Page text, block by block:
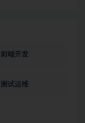
前端开发
测试运维